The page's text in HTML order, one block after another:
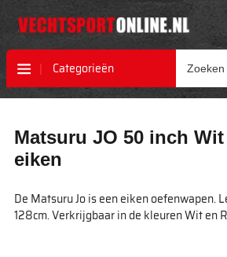
Categorieën
naar
het
einde
de
afbeeldingen-
naar
het
begin
de
afbeeldingen-
Matsuru JO 50 inch
eiken
De Matsuru Jo is een eiken oefenwapen.
128cm. Verkrijgbaar in de kleuren Wit en